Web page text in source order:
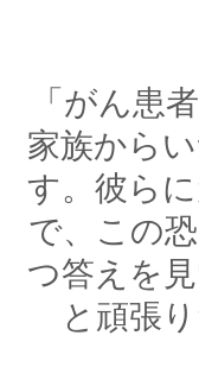
「がん患
家族から
す。彼ら
で、この
つ答えを
と頑張